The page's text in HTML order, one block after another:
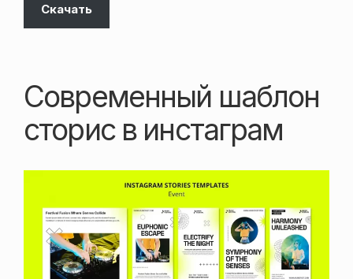
Скачать
Современный шаблон
сторис в инстаграм